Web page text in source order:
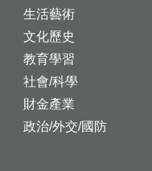
生活藝術
文化歷史
教育學習
社會/科學
財金產業
政治/外交/國防